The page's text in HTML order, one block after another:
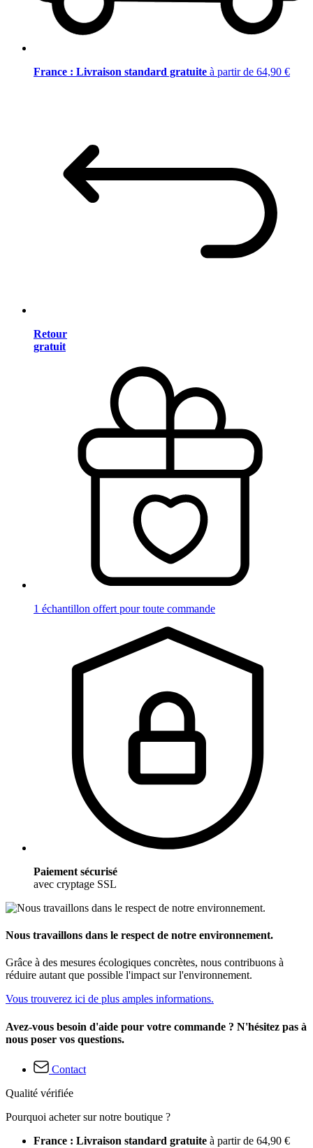
France : Livraison standard gratuite à partir de 64,90 €
Retour
gratuit
1 échantillon offert pour toute commande
Paiement sécurisé
avec cryptage SSL
Nous travaillons dans le respect de notre environnement.
Grâce à des mesures écologiques concrètes, nous contribuons à
réduire autant que possible l'impact sur l'environnement.
Vous trouverez ici de plus amples informations.
Avez-vous besoin d'aide pour votre commande ? N'hésitez pas à
nous poser vos questions.
Contact
Qualité vérifiée
Pourquoi acheter sur notre boutique ?
France : Livraison standard gratuite à partir de 64,90 €